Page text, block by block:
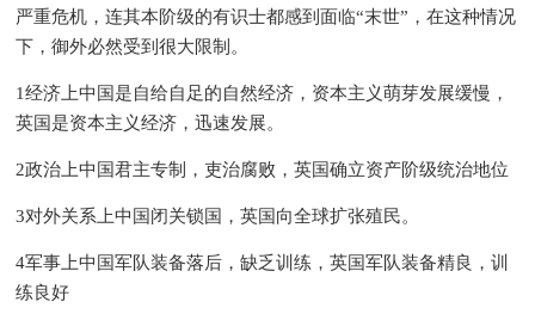
严重危机，连其本阶级的有识士都感到面临“末世”，在这种情况
下，御外必然受到很大限制。
1经济上中国是自给自足的自然经济，资本主义萌芽发展缓慢，
英国是资本主义经济，迅速发展。
2政治上中国君主专制，吏治腐败，英国确立资产阶级统治地位
3对外关系上中国闭关锁国，英国向全球扩张殖民。
4军事上中国军队装备落后，缺乏训练，英国军队装备精良，训
练良好